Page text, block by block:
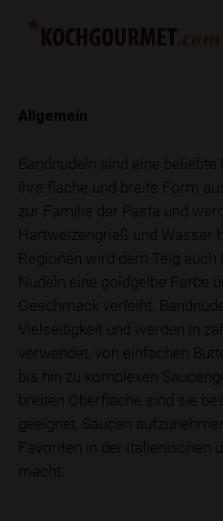
Allgemein
Bandnudeln sind eine
ihre flache und breite Form
zur Familie der Pasta und
Hartweizengrieß und Wasser
Regionen wird dem Teig
Nudeln eine goldgelbe Farbe
Geschmack verleiht.
Vielseitigkeit und werden in
verwendet, von einfachen
bis hin zu komplexen
breiten Oberfläche sind sie
geeignet, Saucen
Favoriten in der italienischen
macht.